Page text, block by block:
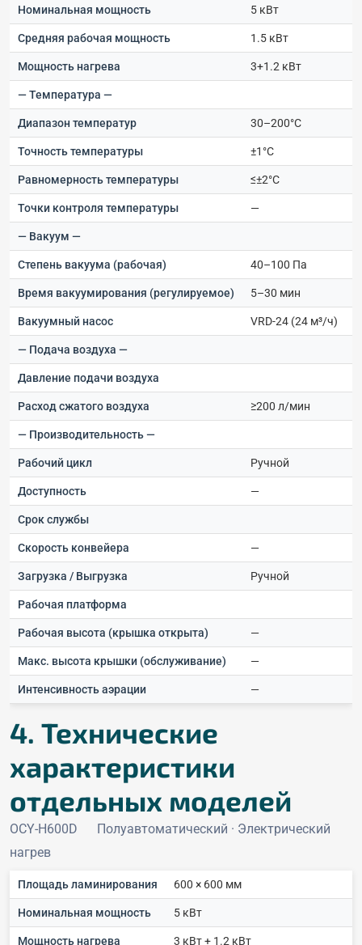
Номинальная мощность 5 кВт
Средняя рабочая мощность 1.5 кВт
Мощность нагрева 3+1.2 кВт
— Температура —
Диапазон температур 30–200°C
Точность температуры ±1°C
Равномерность температуры ≤±2°C
Точки контроля температуры —
— Вакуум —
Степень вакуума (рабочая) 40–100 Па
Время вакуумирования (регулируемое) 5–30 мин
Вакуумный насос VRD-24 (24 м³/ч)
— Подача воздуха —
Давление подачи воздуха
Расход сжатого воздуха ≥200 л/мин
— Производительность —
Рабочий цикл Ручной
Доступность —
Срок службы
Скорость конвейера —
Загрузка / Выгрузка Ручной
Рабочая платформа
Рабочая высота (крышка открыта) —
Макс. высота крышки (обслуживание) —
Интенсивность аэрации —
4. Технические
характеристики
отдельных моделей
OCY-H600D
Полуавтоматический · Электрический
нагрев
Площадь ламинирования 600 × 600 мм
Номинальная мощность 5 кВт
Мощность нагрева 3 кВт + 1.2 кВт